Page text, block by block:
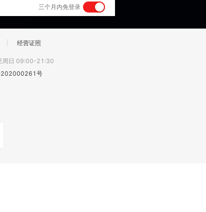
三个月内免登录
经营证照
周日 09:00-21:30
号